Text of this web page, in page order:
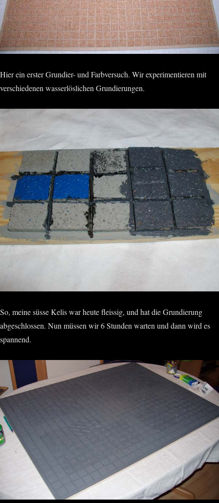
Hier ein erster Grundier- und Farbversuch. Wir experimentieren mit
verschiedenen wasserlöslichen Grundierungen.
So, meine süsse Kelis war heute fleissig, und hat die Grundierung
abgeschlossen. Nun müssen wir 6 Stunden warten und dann wird es
spannend.